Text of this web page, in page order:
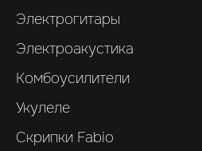
Электрогитары
Электроакустика
Комбоусилители
Укулеле
Скрипки Fabio